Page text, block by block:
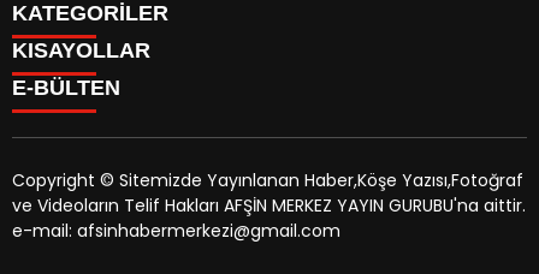
KATEGORİLER
SİYASET
EĞİTİM
MAGAZİN
MANŞETLER
ÖZEL HABER
KISAYOLLAR
SİYASET
EĞİTİM
KÜLTÜR SANAT
MAGAZİN
MANŞETLER
E-BÜLTEN
afsinhaber.com e-bültenine abone olarak, tarafınıza haber,
duyuru ve kampanya içerikli e-postaların gönderilmesini
Copyright © Sitemizde Yayınlanan Haber,Köşe Yazısı,Fotoğraf
ve Videoların Telif Hakları AFŞİN MERKEZ YAYIN GURUBU'na aittir.
e-mail: afsinhabermerkezi@gmail.com